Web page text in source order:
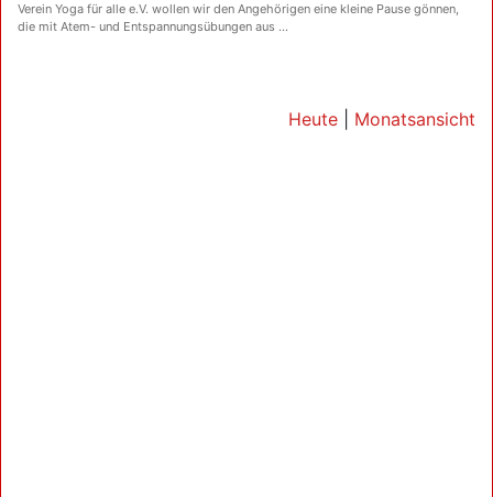
Verein Yoga für alle e.V. wollen wir den Angehörigen eine kleine Pause gönnen,
die mit Atem- und Entspannungsübungen aus ...
Heute Monatsansicht